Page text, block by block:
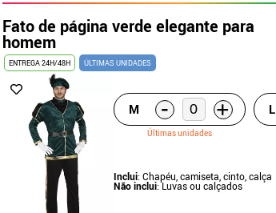
Fato de página verde elegante para
homem
ENTREGA 24H/48H ÚLTIMAS UNIDADES
M - +
Últimas unidades
L
Inclui: Chapéu, camiseta, cinto, calça
Não inclui: Luvas ou calçados